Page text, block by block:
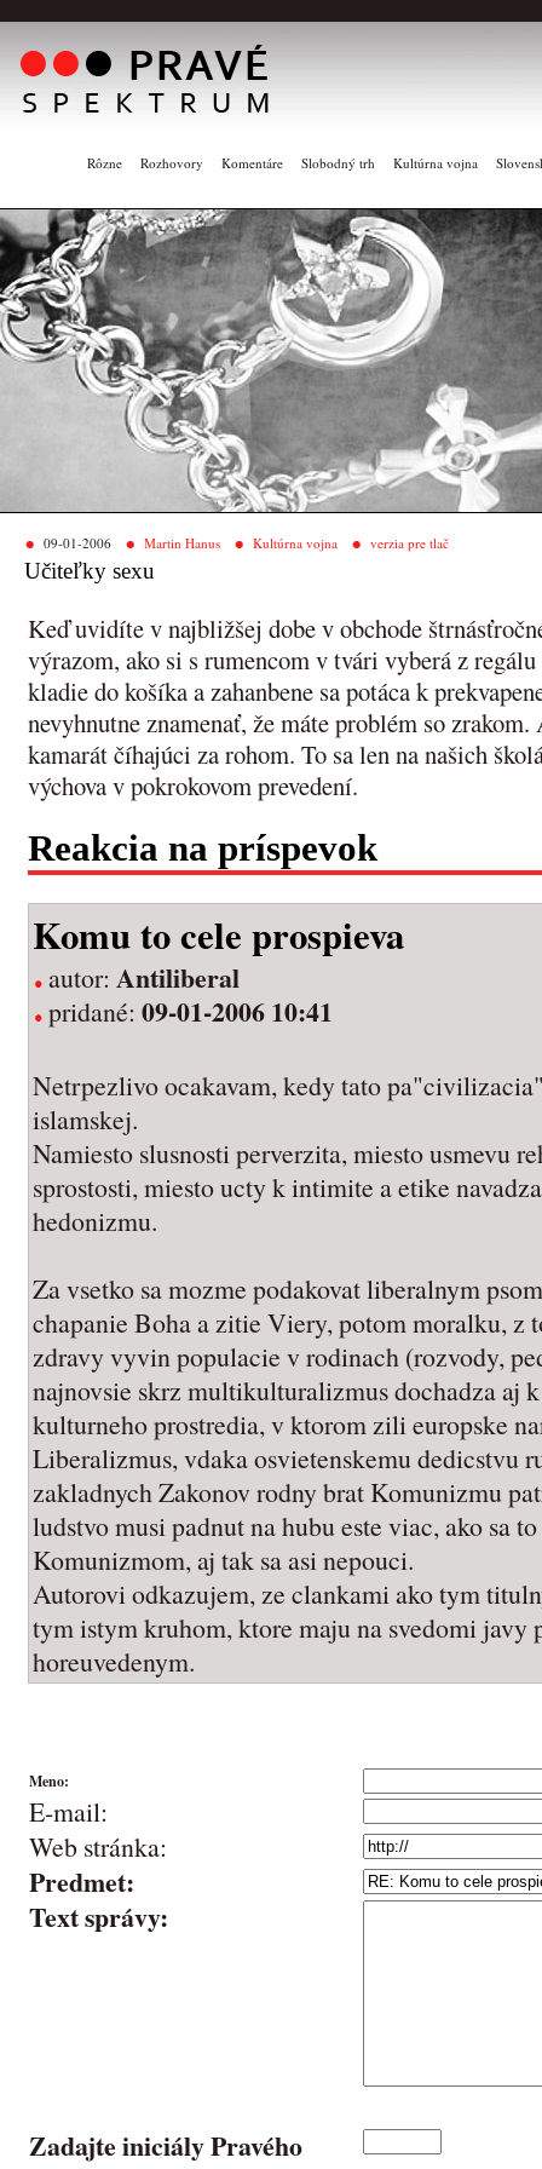
Rôzne Rozhovory Komentáre Slobodný trh Kultúrna vojna
09-01-2006 Martin Hanus Kultúrna vojna verzia pre tlač
Učiteľky sexu
Keď uvidíte v najbližšej dobe v obchode
výrazom, ako si s rumencom v tvári vyberá z
kladie do košíka a zahanbene sa potáca k
nevyhnutne znamenať, že máte problém so
kamarát číhajúci za rohom. To sa len na našich
výchova v pokrokovom prevedení.
Reakcia na príspevok
Komu to cele prospieva
autor: Antiliberal
pridané: 09-01-2006 10:41
Netrpezlivo ocakavam, kedy tato
islamskej.
Namiesto slusnosti perverzita, miesto usmevu
sprostosti, miesto ucty k intimite a etike
hedonizmu.
Za vsetko sa mozme podakovat liberalnym
chapanie Boha a zitie Viery, potom moralku, z
zdravy vyvin populacie v rodinach (rozvody,
najnovsie skrz multikulturalizmus dochadza aj
kulturneho prostredia, v ktorom zili europske
Liberalizmus, vdaka osvietenskemu dedicstvu
zakladnych Zakonov rodny brat Komunizmu
ludstvo musi padnut na hubu este viac, ako sa
Komunizmom, aj tak sa asi nepouci.
Autorovi odkazujem, ze clankami ako tym
tym istym kruhom, ktore maju na svedomi javy
horeuvedenym.
Meno:
E-mail:
Web stránka:
Predmet:
Text správy:
Zadajte iniciály Pravého